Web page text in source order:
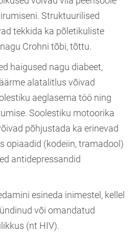
Struktuurilised
tekkida ka põletikuliste
Crohni tõbi, tõttu.
haigused nagu diabeet,
alatalitlus võivad
aeglasema töö ning
Soolestiku motoorika
põhjustada ka erinevad
opiaadid (kodeiin, tramadool)
antidepressandid
esineda inimestel, kellel
või omandatud
(nt HIV).